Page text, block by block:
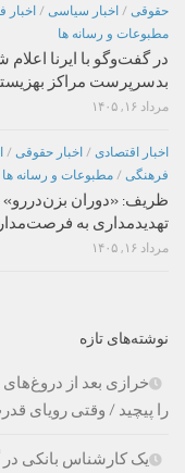
حقوقی / اخبار سیاسی / اخبار
مطبوعات و رسانه ها
بدسرپرست مراکز
مرداد ۱۶, ۱۴۰۵
اخبار اقتصادی / اخبار حقوقی /
فرهنگی / مطبوعات و رسانه ها
ظریف: «دوران بزن‌دررو»
تهدیدمداری به
مرداد ۱۶, ۱۴۰۵
نوشته‌های تازه
خرازی بعد از
را پیچید / وقتی رویای
یک کارشناس بانکی